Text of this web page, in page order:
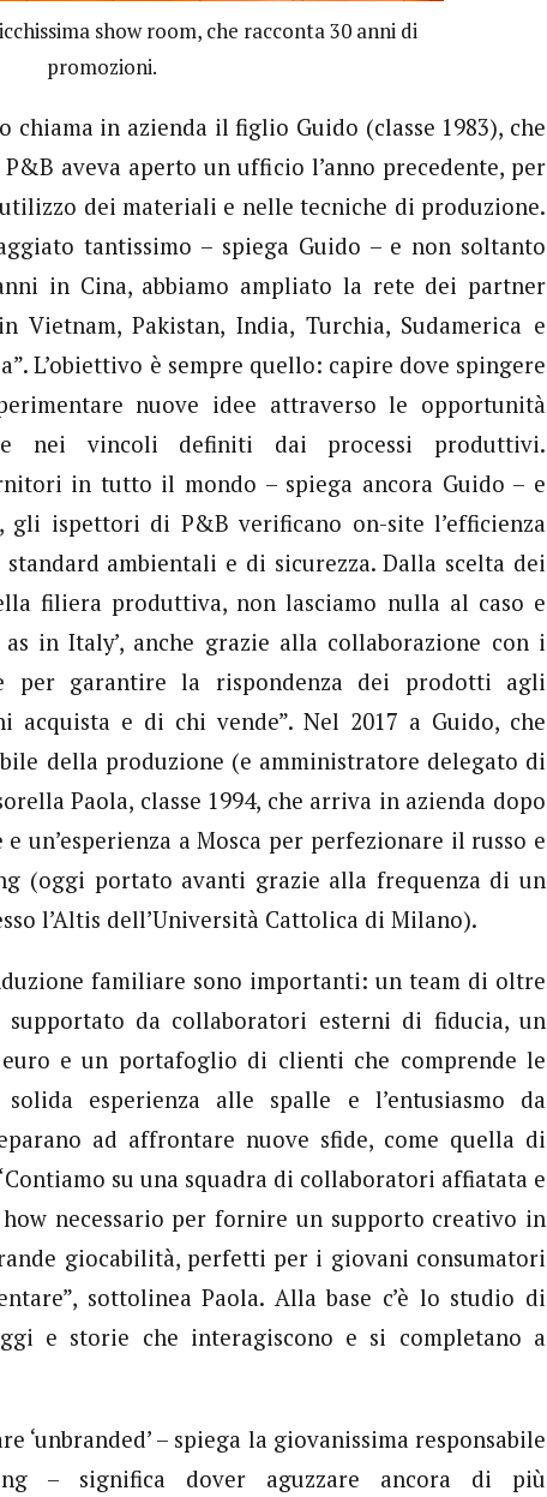
show room, che racconta 30 anni di
promozioni.
chiama in azienda il figlio Guido (classe 1983), che
aveva aperto un ufficio l’anno precedente, per
dei materiali e nelle tecniche di produzione.
tantissimo – spiega Guido – e non soltanto
in Cina, abbiamo ampliato la rete dei partner
Pakistan, India, Turchia, Sudamerica e
L’obiettivo è sempre quello: capire dove spingere
nuove idee attraverso le opportunità
nei vincoli definiti dai processi produttivi.
in tutto il mondo – spiega ancora Guido – e
gli ispettori di P&B verificano on-site l’efficienza
ambientali e di sicurezza. Dalla scelta dei
filiera produttiva, non lasciamo nulla al caso e
in Italy’, anche grazie alla collaborazione con i
per garantire la rispondenza dei prodotti agli
acquista e di chi vende”. Nel 2017 a Guido, che
della produzione (e amministratore delegato di
Paola, classe 1994, che arriva in azienda dopo
un’esperienza a Mosca per perfezionare il russo e
(oggi portato avanti grazie alla frequenza di un
l’Altis dell’Università Cattolica di Milano).
familiare sono importanti: un team di oltre
da collaboratori esterni di fiducia, un
e un portafoglio di clienti che comprende le
esperienza alle spalle e l’entusiasmo da
ad affrontare nuove sfide, come quella di
su una squadra di collaboratori affiatata e
necessario per fornire un supporto creativo in
giocabilità, perfetti per i giovani consumatori
sottolinea Paola. Alla base c’è lo studio di
e storie che interagiscono e si completano a
‘unbranded’ – spiega la giovanissima responsabile
– significa dover aguzzare ancora di più